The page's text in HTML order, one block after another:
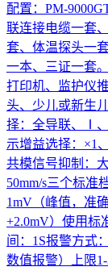
配置：PM-
联连接电缆一套
套、体温探头一
一本、三证一套
打印机、监护仪
头、少儿或新生
择：全导联、Ⅰ
示增益选择：×1
共模信号抑制：大
50mm/s三个标准
1mV（峰值，准
+2.0mV）使用标
间：1S报警方式
数值报警）上限